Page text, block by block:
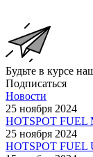
Будьте в курсе
Подписаться
Новости
25 ноября 2024
HOTSPOT FUEL
25 ноября 2024
HOTSPOT FUEL